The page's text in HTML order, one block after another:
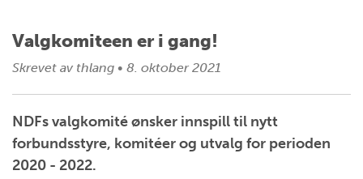
Valgkomiteen er i gang!
Skrevet av thlang • 8. oktober 2021
NDFs valgkomité ønsker innspill til nytt
forbundsstyre, komitéer og utvalg for perioden
2020 - 2022.